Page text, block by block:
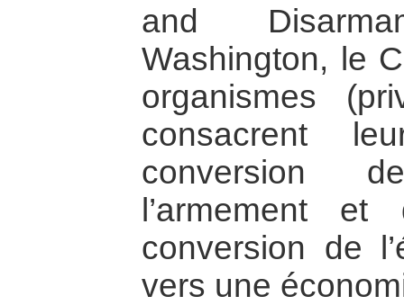
and
Washington, le
organismes
consacrent
conversion
l’armement
conversion de
vers une